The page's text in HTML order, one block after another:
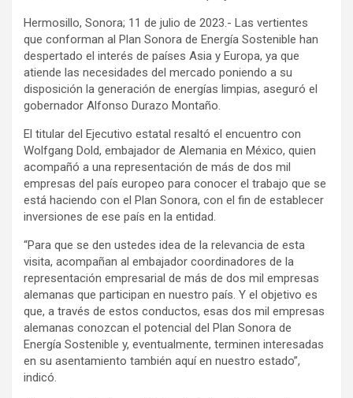
Hermosillo, Sonora; 11 de julio de 2023.- Las vertientes
que conforman al Plan Sonora de Energía Sostenible han
despertado el interés de países Asia y Europa, ya que
atiende las necesidades del mercado poniendo a su
disposición la generación de energías limpias, aseguró el
gobernador Alfonso Durazo Montaño.
El titular del Ejecutivo estatal resaltó el encuentro con
Wolfgang Dold, embajador de Alemania en México, quien
acompañó a una representación de más de dos mil
empresas del país europeo para conocer el trabajo que se
está haciendo con el Plan Sonora, con el fin de establecer
inversiones de ese país en la entidad.
“Para que se den ustedes idea de la relevancia de esta
visita, acompañan al embajador coordinadores de la
representación empresarial de más de dos mil empresas
alemanas que participan en nuestro país. Y el objetivo es
que, a través de estos conductos, esas dos mil empresas
alemanas conozcan el potencial del Plan Sonora de
Energía Sostenible y, eventualmente, terminen interesadas
en su asentamiento también aquí en nuestro estado”,
indicó.